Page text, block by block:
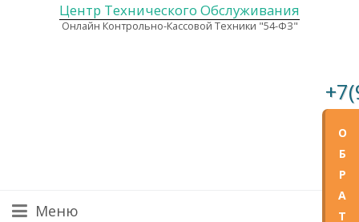
Центр Технического Обслуживания
Онлайн Контрольно-Кассовой Техники "54-ФЗ"
E-
Меню
О
Б
Р
А
Т